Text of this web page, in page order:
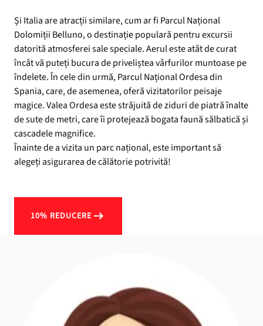
Și Italia are atracții similare, cum ar fi Parcul Național
Dolomiții Belluno, o destinație populară pentru excursii
datorită atmosferei sale speciale. Aerul este atât de curat
încât vă puteți bucura de priveliștea vârfurilor muntoase pe
îndelete. În cele din urmă, Parcul Național Ordesa din
Spania, care, de asemenea, oferă vizitatorilor peisaje
magice. Valea Ordesa este străjuită de ziduri de piatră înalte
de sute de metri, care îi protejează bogata faună sălbatică și
cascadele magnifice.
Înainte de a vizita un parc național, este important să
alegeți asigurarea de călătorie potrivită!
10% REDUCERE